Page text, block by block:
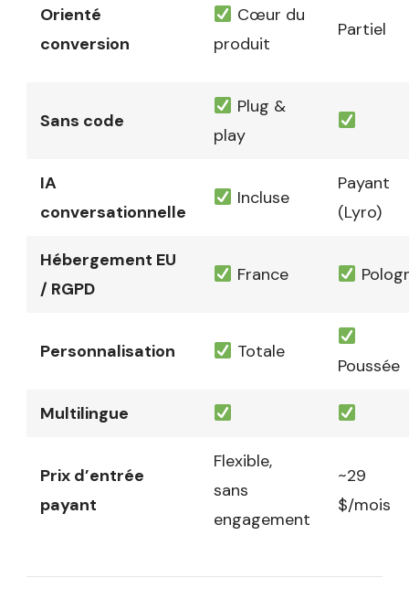
Orienté
conversion
Cœur du
produit
Partiel
Sans code
Plug &
play
IA
conversationnelle
Incluse
Payant
(Lyro)
Hébergement EU
/ RGPD
France
Personnalisation Totale
Poussée
Multilingue
Prix d’entrée
payant
Flexible,
sans
engagement
~29
$/mois